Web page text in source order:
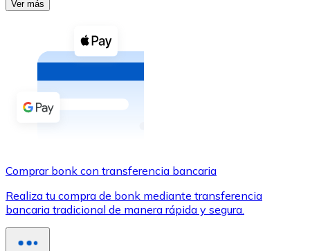
Ver todo
Compra criptomonedas con efectivo en tu tienda más
Comprar con efectivo
Transferencia SEPA
Utiliza tarjetas Visa y Mastercard para comprar
Comprar con tarjeta
Ver más
Comprar bonk con transferencia bancaria
Realiza tu compra de bonk mediante transferencia
bancaria tradicional de manera rápida y segura.